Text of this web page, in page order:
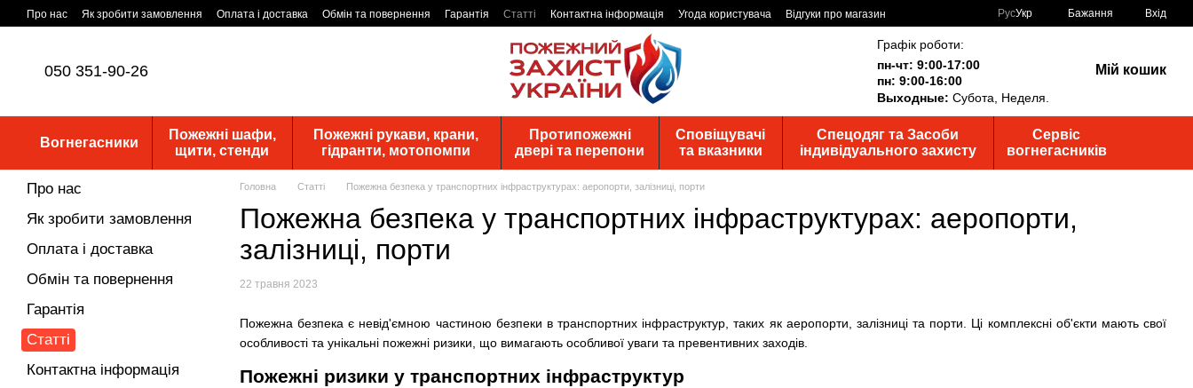
Перейти до основного контенту
Про нас Як зробити замовлення Оплата і доставка Обмін та повернення Гарантія Статті Контактна інформація Угода користувача
Відгуки про магазин
РусУкр Бажання Вхід
050 351-90-26
Графік роботи:
пн-чт: 9:00-17:00
пн: 9:00-16:00
Выходные: Субота, Неделя.
Мій кошик
Вогнегасники
Пожежні шафи,
щити, стенди
Пожежні рукави, крани,
гідранти, мотопомпи
Протипожежні
двері та перепони
Сповіщувачі
та вказники
Спецодяг та Засоби
індивідуального захисту
Сервіс
вогнегасників
Головна Статті Пожежна безпека у транспортних інфраструктурах: аеропорти, залізниці, порти
Пожежна безпека у транспортних інфраструктурах: аеропорти,
залізниці, порти
22 травня 2023
Пожежна безпека є невід'ємною частиною безпеки в транспортних інфраструктур, таких як аеропорти, залізниці та порти. Ці комплексні об'єкти мають свої
особливості та унікальні пожежні ризики, що вимагають особливої уваги та превентивних заходів.
Пожежні ризики у транспортних інфраструктур
Про нас
Як зробити замовлення
Оплата і доставка
Обмін та повернення
Гарантія
Статті
Контактна інформація